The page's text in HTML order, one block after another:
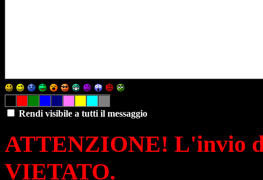
Rendi visibile a tutti il messaggio
ATTENZIONE! L'invio
VIETATO.